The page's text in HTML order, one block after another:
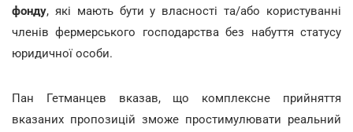
фонду, які мають бути у власності та/або користуванні
членів фермерського господарства без набуття статусу
юридичної особи.
Пан Гетманцев вказав, що комплексне прийняття
вказаних пропозицій зможе простимулювати реальний